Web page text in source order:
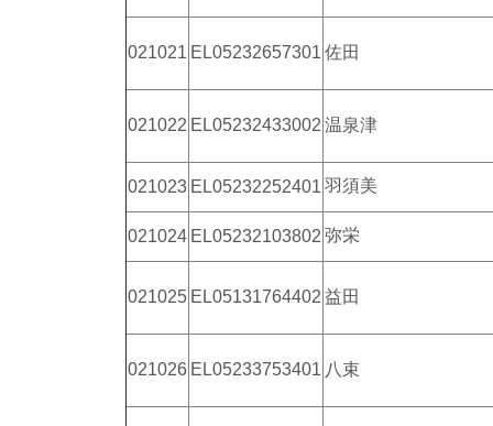
021021 EL05232657301 佐田
021022 EL05232433002 温泉津
021023 EL05232252401 羽須美
021024 EL05232103802 弥栄
021025 EL05131764402 益田
021026 EL05233753401 八束